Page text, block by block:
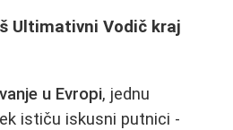
Ultimativni Vodič kraj
u Evropi, jednu
ističu iskusni putnici -